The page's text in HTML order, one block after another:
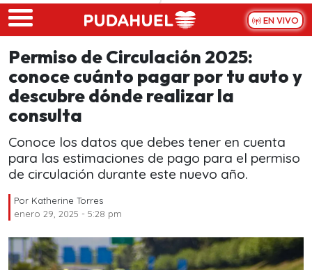
Skip to main content
EN VIVO
Permiso de Circulación 2025:
conoce cuánto pagar por tu auto y
descubre dónde realizar la
consulta
Conoce los datos que debes tener en cuenta
para las estimaciones de pago para el permiso
de circulación durante este nuevo año.
Por Katherine Torres
enero 29, 2025 - 5:28 pm